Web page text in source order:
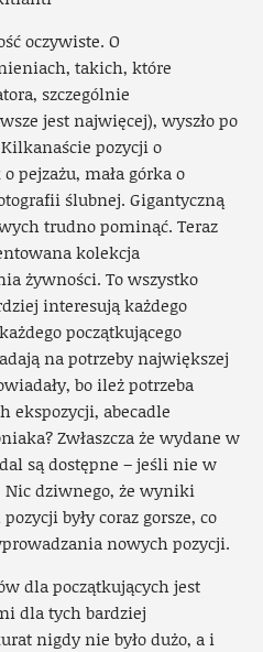
oczywiste. O
takich, które
szczególnie
jest najwięcej), wyszło po
pozycji o
pejzażu, mała górka o
ślubnej. Gigantyczną
trudno pominąć. Teraz
kolekcja
żywności. To wszystko
interesują każdego
początkującego
na potrzeby największej
bo ileż potrzeba
ekspozycji, abecadle
Zwłaszcza że wydane w
są dostępne – jeśli nie w
dziwnego, że wyniki
były coraz gorsze, co
nowych pozycji.
dla początkujących jest
dla tych bardziej
nigdy nie było dużo, a i